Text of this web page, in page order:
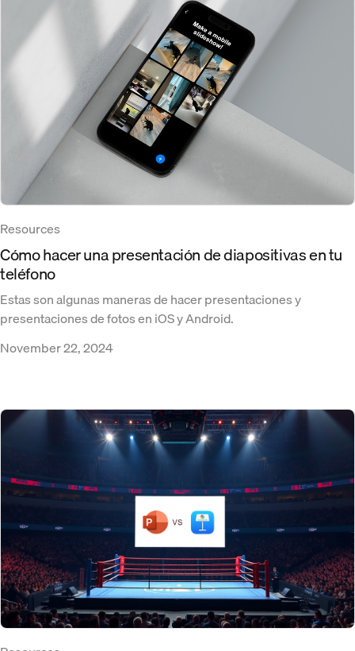
Resources
Cómo hacer una presentación de diapositivas en tu
teléfono
Estas son algunas maneras de hacer presentaciones y
presentaciones de fotos en iOS y Android.
November 22, 2024